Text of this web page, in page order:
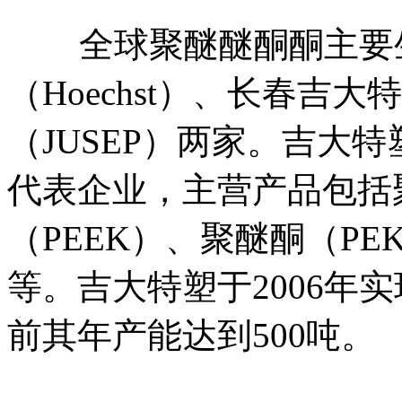
全球聚醚醚酮酮主要
（Hoechst）、长春吉大
（JUSEP）两家。吉大
代表企业，主营产品包
（PEEK）、聚醚酮（
等。吉大特塑于2006年
前其年产能达到500吨。